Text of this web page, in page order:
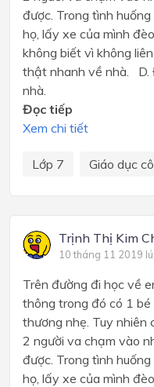
được. Trong tình
họ, lấy xe của mình
không biết vì không
thật nhanh về nhà. D.
nhà.
Đọc tiếp
Xem chi tiết
Lớp 7 Giáo dục
Trịnh Thị Kim
10 tháng 11 2019
Trên đường đi học về
thông trong đó có 1
thương nhẹ. Tuy nhiên
2 người va chạm vào
được. Trong tình
họ, lấy xe của mình